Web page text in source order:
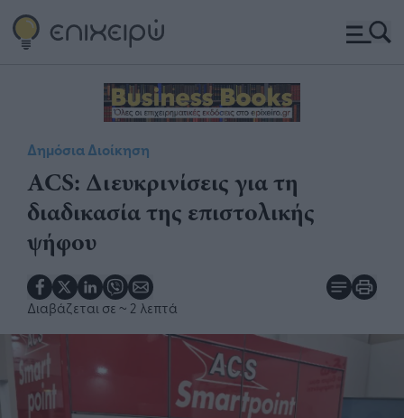
Δημόσια Διοίκηση
ACS: Διευκρινίσεις για τη
διαδικασία της επιστολικής
ψήφου
Διαβάζεται σε ~ 2 λεπτά